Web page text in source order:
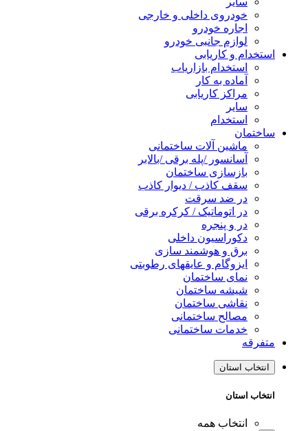
خودروی داخلی و خارجی
اجاره خودرو
لوازم جانبی خودرو
استخدام و کاریابی
استخدام بازاریاب
آماده به کار
مراکز کاریابی
سایر
استخدام
ساختمان
ماشین آلات ساختمانی
آسانسور /پله برقی /بالابر
بازسازی ساختمان
سقف کاذب / دیوار کاذب
در ضد سرقت
در اتوماتیک / کرکره برقی
در و پنجره
دکوراسیون داخلی
برق و هوشمند سازی
ایزوگام و عایقهای رطوبتی
نمای ساختمان
شیشه ساختمان
نقاشی ساختمان
مصالح ساختمانی
خدمات ساختمانی
متفرقه
انتخاب استان
انتخاب استان
انتخاب همه